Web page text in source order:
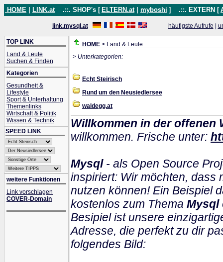
HOME LINK.at .::. SHOP's [ ELTERN.at myboshi ] .::. EXTERN [
link.mysql.at häufigste Aufrufe
TOP LINK
Land & Leute
Suchen & Finden
Kategorien
Gesundheit &
Lifestyle
Sport & Unterhaltung
Themenlinks
Wirtschaft & Politik
Wissen & Technik
SPEED LINK
weitere Funktionen
Link vorschlagen
COVER-Domain
HOME > Land & Leute
> Unterkategorien:
Echt Steirisch
Rund um den Neusiedlersee
waldegg.at
Willkommen in der offenen
willkommen. Frische unter:
Mysql- als Open Source
inspiriert: Wir möchten, dass
nutzen können! Ein Beispiel
kostenlos zum Thema Mysql
Besipiel ist unsere
Adresse, die perfekt zu dir
folgendes Bild: